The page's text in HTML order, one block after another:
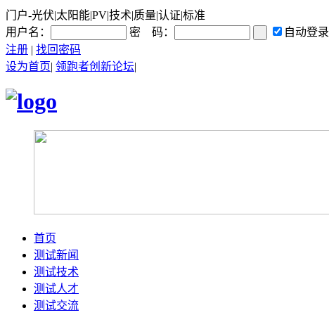
门户-光伏|太阳能|PV|技术|质量|认证|标准
用户名：
密 码： 自动登录
注册 | 找回密码
设为首页| 领跑者创新论坛|
首页
测试新闻
测试技术
测试人才
测试交流